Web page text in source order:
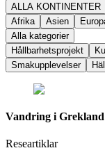
ALLA KONTINENTER
Afrika
Asien
Alla kategorier
Hållbarhetsprojekt
Smakupplevelser
Vandring i
Researtiklar